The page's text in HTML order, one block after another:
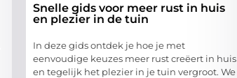
Snelle gids voor meer rust in huis
en plezier in de tuin
In deze gids ontdek je hoe je met
eenvoudige keuzes meer rust creëert in huis
en tegelijk het plezier in je tuin vergroot. We